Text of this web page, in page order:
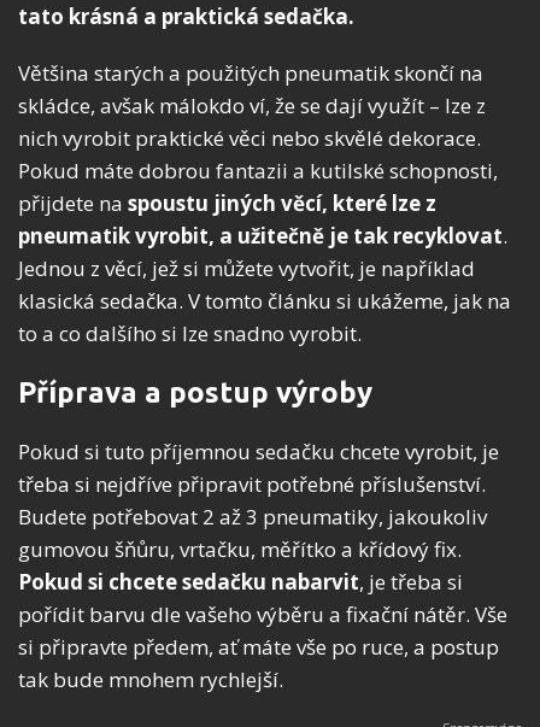
tato krásná a praktická sedačka.
Většina starých a použitých pneumatik skončí na
skládce, avšak málokdo ví, že se dají využít – lze z
nich vyrobit praktické věci nebo skvělé dekorace.
Pokud máte dobrou fantazii a kutilské schopnosti,
přijdete na spoustu jiných věcí, které lze z
pneumatik vyrobit, a užitečně je tak recyklovat.
Jednou z věcí, jež si můžete vytvořit, je například
klasická sedačka. V tomto článku si ukážeme, jak na
to a co dalšího si lze snadno vyrobit.
Příprava a postup výroby
Pokud si tuto příjemnou sedačku chcete vyrobit, je
třeba si nejdříve připravit potřebné příslušenství.
Budete potřebovat 2 až 3 pneumatiky, jakoukoliv
gumovou šňůru, vrtačku, měřítko a křídový fix.
Pokud si chcete sedačku nabarvit, je třeba si
pořídit barvu dle vašeho výběru a fixační nátěr. Vše
si připravte předem, ať máte vše po ruce, a postup
tak bude mnohem rychlejší.